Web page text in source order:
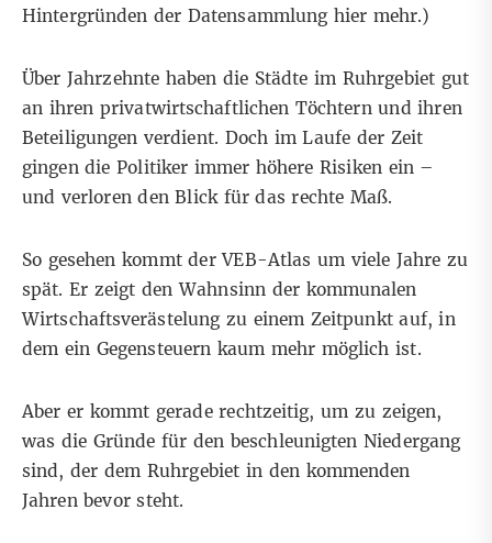
Hintergründen der Datensammlung hier mehr.)
Über Jahrzehnte haben die Städte im Ruhrgebiet gut
an ihren privatwirtschaftlichen Töchtern und ihren
Beteiligungen verdient. Doch im Laufe der Zeit
gingen die Politiker immer höhere Risiken ein –
und verloren den Blick für das rechte Maß.
So gesehen kommt der VEB-Atlas um viele Jahre zu
spät. Er zeigt den Wahnsinn der kommunalen
Wirtschaftsverästelung zu einem Zeitpunkt auf, in
dem ein Gegensteuern kaum mehr möglich ist.
Aber er kommt gerade rechtzeitig, um zu zeigen,
was die Gründe für den beschleunigten Niedergang
sind, der dem Ruhrgebiet in den kommenden
Jahren bevor steht.